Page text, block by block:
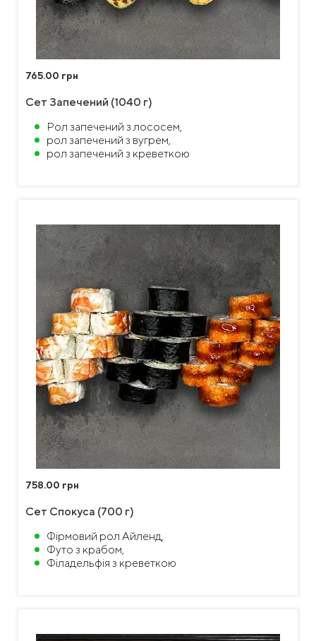
765.00 грн
Сет Запечений (1040 г)
Рол запечений з лососем,
рол запечений з вугрем,
рол запечений з креветкою
758.00 грн
Сет Спокуса (700 г)
Фірмовий рол Айленд,
Футо з крабом,
Філадельфія з креветкою